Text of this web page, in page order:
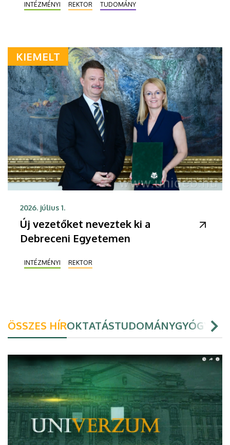
INTÉZMÉNYI
REKTOR TUDOMÁNY
KIEMELT
2026. július 1.
Új vezetőket neveztek ki a
Debreceni Egyetemen
INTÉZMÉNYI REKTOR
ÖSSZES HÍROKTATÁSTUDOMÁNY